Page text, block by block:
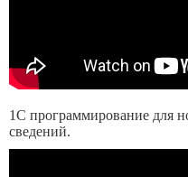
1С программирование для
сведений.